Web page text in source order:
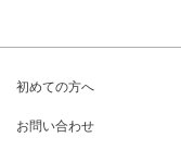
初めての方へ
お問い合わせ